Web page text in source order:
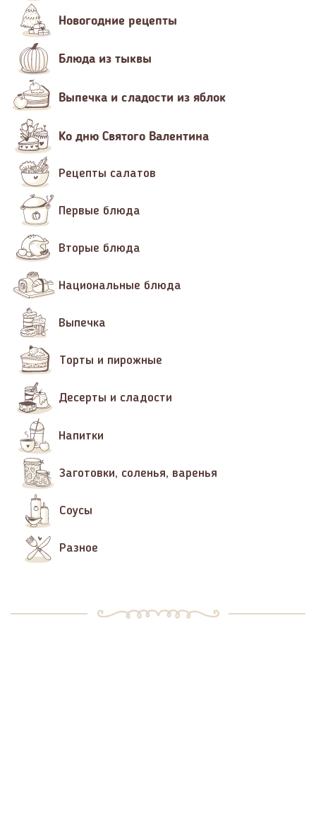
Новогодние рецепты
Блюда из тыквы
Выпечка и сладости из яблок
Ко дню Святого Валентина
Рецепты салатов
Первые блюда
Вторые блюда
Национальные блюда
Выпечка
Торты и пирожные
Десерты и сладости
Напитки
Заготовки, соленья, варенья
Соусы
Разное